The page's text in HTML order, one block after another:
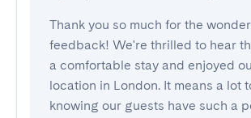
Thank you so much for the
feedback! We're thrilled to hear
a comfortable stay and enjoyed
location in London. It means a lot
knowing our guests have such a